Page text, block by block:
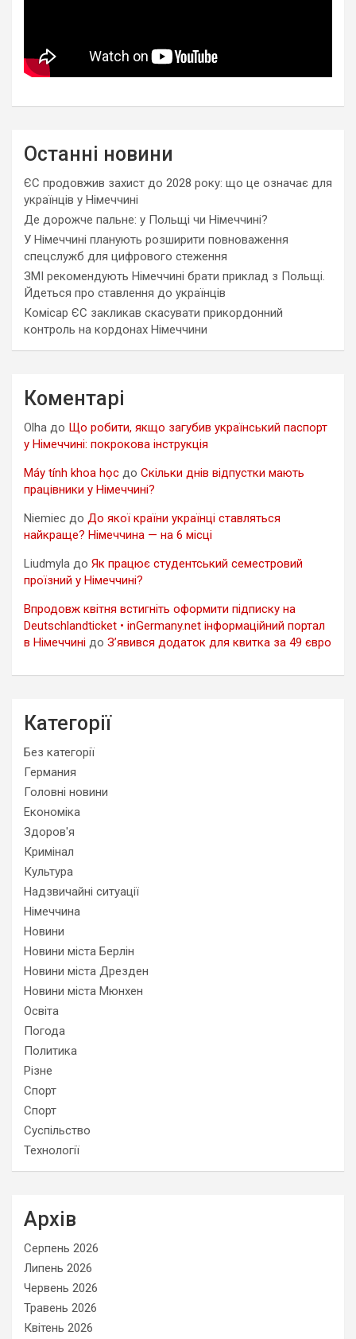
Останні новини
ЄС продовжив захист до 2028 року: що це означає для
українців у Німеччині
Де дорожче пальне: у Польщі чи Німеччині?
У Німеччині планують розширити повноваження
спецслужб для цифрового стеження
ЗМІ рекомендують Німеччині брати приклад з Польщі.
Йдеться про ставлення до українців
Комісар ЄС закликав скасувати прикордонний
контроль на кордонах Німеччини
Коментарі
Olha до Що робити, якщо загубив український паспорт
у Німеччині: покрокова інструкція
Máy tính khoa học до Скільки днів відпустки мають
працівники у Німеччині?
Niemiec до До якої країни українці ставляться
найкраще? Німеччина — на 6 місці
Liudmyla до Як працює студентський семестровий
проїзний у Німеччині?
Впродовж квітня встигніть оформити підписку на
Deutschlandticket • inGermany.net інформаційний портал
в Німеччині до З’явився додаток для квитка за 49 євро
Категорії
Без категорії
Германия
Головні новини
Економіка
Здоров'я
Кримінал
Культура
Надзвичайні ситуації
Німеччина
Новини
Новини міста Берлін
Новини міста Дрезден
Новини міста Мюнхен
Освіта
Погода
Политика
Різне
Спорт
Спорт
Суспільство
Технології
Архів
Серпень 2026
Липень 2026
Червень 2026
Травень 2026
Квітень 2026